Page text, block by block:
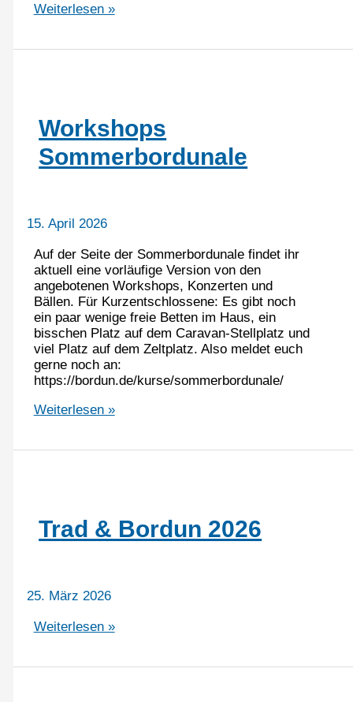
Southfolkfestival
Weiterlesen »
Workshops
Sommerbordunale
15. April 2026
Auf der Seite der Sommerbordunale findet ihr
aktuell eine vorläufige Version von den
angebotenen Workshops, Konzerten und
Bällen. Für Kurzentschlossene: Es gibt noch
ein paar wenige freie Betten im Haus, ein
bisschen Platz auf dem Caravan-Stellplatz und
viel Platz auf dem Zeltplatz. Also meldet euch
gerne noch an:
https://bordun.de/kurse/sommerbordunale/
Workshops
Weiterlesen »
Trad & Bordun 2026
25. März 2026
Trad
Weiterlesen »